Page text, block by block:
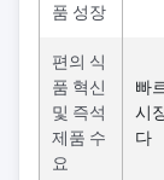
품 성장
편의 식
품 혁신
및 즉석
제품 수
요
빠
시
다